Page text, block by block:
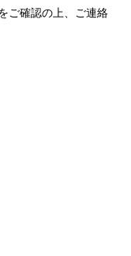
ご確認の上、ご連絡